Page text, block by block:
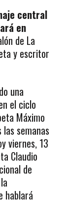
central
en
de La
y escritor
una
el ciclo
Máximo
semanas
viernes, 13
Claudio
de
hablará